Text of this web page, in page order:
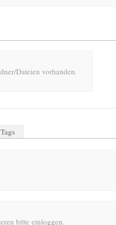
Dateien vorhanden.
Tags
bitte einloggen.